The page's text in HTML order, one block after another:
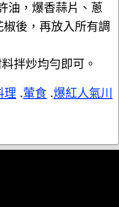
油，爆香蒜片、蔥
後，再放入所有調
拌炒均勻即可。
理 .葷食 .爆紅人氣川